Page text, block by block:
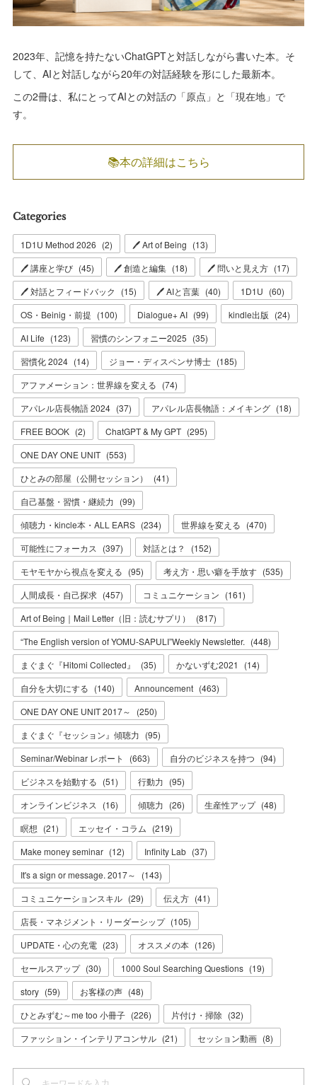
2023年、記憶を持たないChatGPTと対話しながら書いた本。そ
して、AIと対話しながら20年の対話経験を形にした最新本。
この2冊は、私にとってAIとの対話の「原点」と「現在地」で
す。
📚本の詳細はこちら
Categories
1D1U Method 2026 (2) 🖊 Art of Being (13)
🖊 講座と学び (45) 🖊 創造と編集 (18) 🖊 問いと見え方 (17)
🖊 対話とフィードバック
(15) 🖊 AIと言葉 (40) 1D1U (60)
OS・Beinig・前提 (100) Dialogue+ AI (99) kindle出版 (24)
AI Life (123) 習慣のシンフォニー2025 (35)
習慣化 2024 (14) ジョー・ディスペンサ博士 (185)
アファメーション：世界線を変える (74)
アパレル店長物語 2024 (37) アパレル店長物語：メイキング (18)
FREE BOOK (2) ChatGPT & My GPT (295)
ONE DAY ONE UNIT (553)
ひとみの部屋（公開セッション）
(41)
自己基盤・習慣・継続力 (99)
傾聴力・kincle本・ALL EARS (234) 世界線を変える (470)
可能性にフォーカス
(397) 対話とは？ (152)
モヤモヤから視点を変える (95) 考え方・思い癖を手放す (535)
人間成長・自己探求 (457) コミュニケーション (161)
Art of Being｜Mail Letter（旧：読むサプリ）
(817)
“The English version of YOMU-SAPULI”Weekly Newsletter. (448)
まぐまぐ『Hitomi Collected』
(35) かないずむ2021 (14)
自分を大切にする (140) Announcement (463)
ONE DAY ONE UNIT 2017～
(250)
まぐまぐ『セッション』傾聴力 (95)
Seminar/Webinar レポート
(663) 自分のビジネスを持つ (94)
ビジネスを始動する (51) 行動力 (95)
オンラインビジネス
(16) 傾聴力 (26) 生産性アップ (48)
瞑想 (21) エッセイ・コラム (219)
Make money seminar (12) Infinity Lab (37)
It's a sign or message. 2017～
(143)
コミュニケーションスキル (29) 伝え方 (41)
店長・マネジメント・リーダーシップ (105)
UPDATE・心の充電 (23) オススメの本 (126)
セールスアップ (30) 1000 Soul Searching Questions (19)
story (59) お客様の声 (48)
ひとみずむ～me too 小冊子 (226) 片付け・掃除 (32)
ファッション・インテリアコンサル (21) セッション動画 (8)